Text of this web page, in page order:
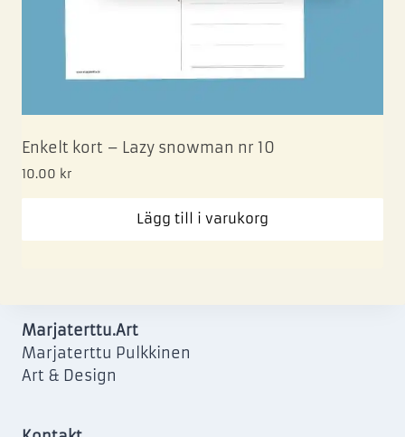
Enkelt kort – Lazy snowman nr 10
10.00 kr
Lägg till i varukorg
Marjaterttu.Art
Marjaterttu Pulkkinen
Art & Design